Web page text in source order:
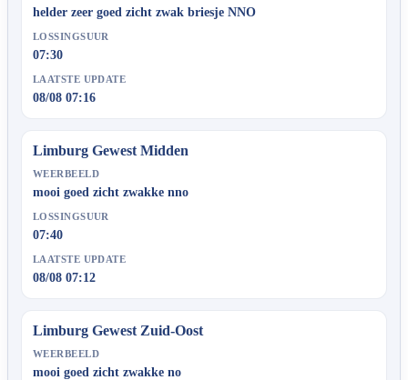
helder zeer goed zicht zwak briesje NNO
LOSSINGSUUR
07:30
LAATSTE UPDATE
08/08 07:16
Limburg Gewest Midden
WEERBEELD
mooi goed zicht zwakke nno
LOSSINGSUUR
07:40
LAATSTE UPDATE
08/08 07:12
Limburg Gewest Zuid-Oost
WEERBEELD
mooi goed zicht zwakke no